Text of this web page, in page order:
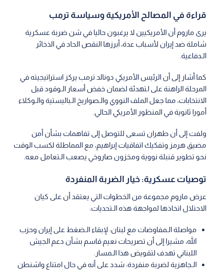
قراءة في المصالح الأمريكية وسياسة ترمب
يرى ماروم أن الأمريكيين لا يرغبون حاليا في شن ضربة عسكرية
شاملة ضد إيران لأسباب عدة، أبرزها النقص الحاد في الذخائر
الـدفاعية.
كما أشار إلى أن الرئيس الأمريكي دونالد ترمب يركز استراتيجيته في
المرحلة الراهنة على اـتهدئة لضمان خفض أسعار الـوقود قبل
الانتخابات، مما جعل الملف النووي والـصواريخ الـباليستية والـوكلاء
أمورا ثانوية في المنظور الأمريكي الحالي.
ولفت إلى أن طهران تسعى للتوصل إلى تفاهمات بشأن أمن
مضيق هرمز وتفكيك اتفاقيات إبراهيم، مع المماطلة لكسب الوقت
نحو تطوير قنبلة نووية ومخزون صاروخي يصعب الـتعامل معه.
توصيات عسكرية: خيار الضربة المنفردة
عرض ماروم مجموعة من الخطوات التي يعتقد أن على كيان
الاحتلال اتخاذها لمواجهة هذه الـتحديات:
مواصلة الـمفاوضات مع لبنان: لإبقاء الـضغط على إيران وحزب
الله، مشيرا إلى أن تصريحات نعيم قاسم بشأن دعم الجيش
اللبناني تهدف لتقويض هذا الـمسار.
الـجاهزية لضربة منفردة: شدد على أنه في حال امتناع واشنطن